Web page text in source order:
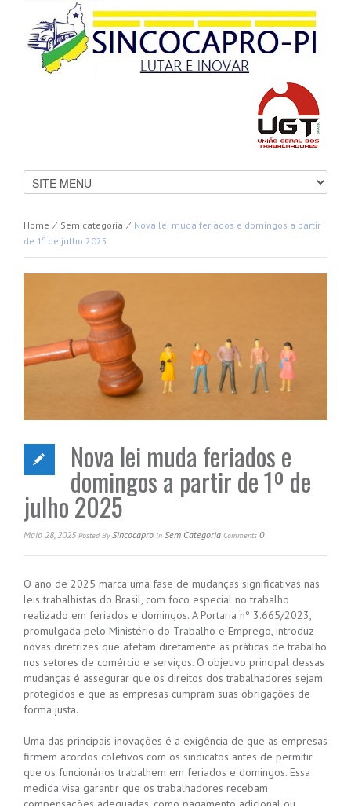
Home ⁄ Sem categoria ⁄ Nova lei muda feriados e domingos a partir
de 1º de julho 2025
Nova lei muda feriados e
domingos a partir de 1º de
julho 2025
Maio 28, 2025 Posted BySincocapro In Sem Categoria Comments 0
O ano de 2025 marca uma fase de mudanças significativas nas
leis trabalhistas do Brasil, com foco especial no trabalho
realizado em feriados e domingos. A Portaria nº 3.665/2023,
promulgada pelo Ministério do Trabalho e Emprego, introduz
novas diretrizes que afetam diretamente as práticas de trabalho
nos setores de comércio e serviços. O objetivo principal dessas
mudanças é assegurar que os direitos dos trabalhadores sejam
protegidos e que as empresas cumpram suas obrigações de
forma justa.
Uma das principais inovações é a exigência de que as empresas
firmem acordos coletivos com os sindicatos antes de permitir
que os funcionários trabalhem em feriados e domingos. Essa
medida visa garantir que os trabalhadores recebam